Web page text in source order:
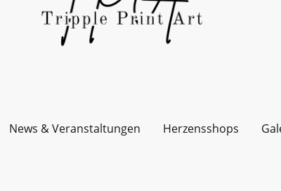
News & Veranstaltungen Herzensshops